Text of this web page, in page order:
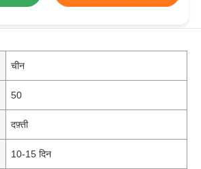
चीन
50
दफ़्ती
10-15 दिन